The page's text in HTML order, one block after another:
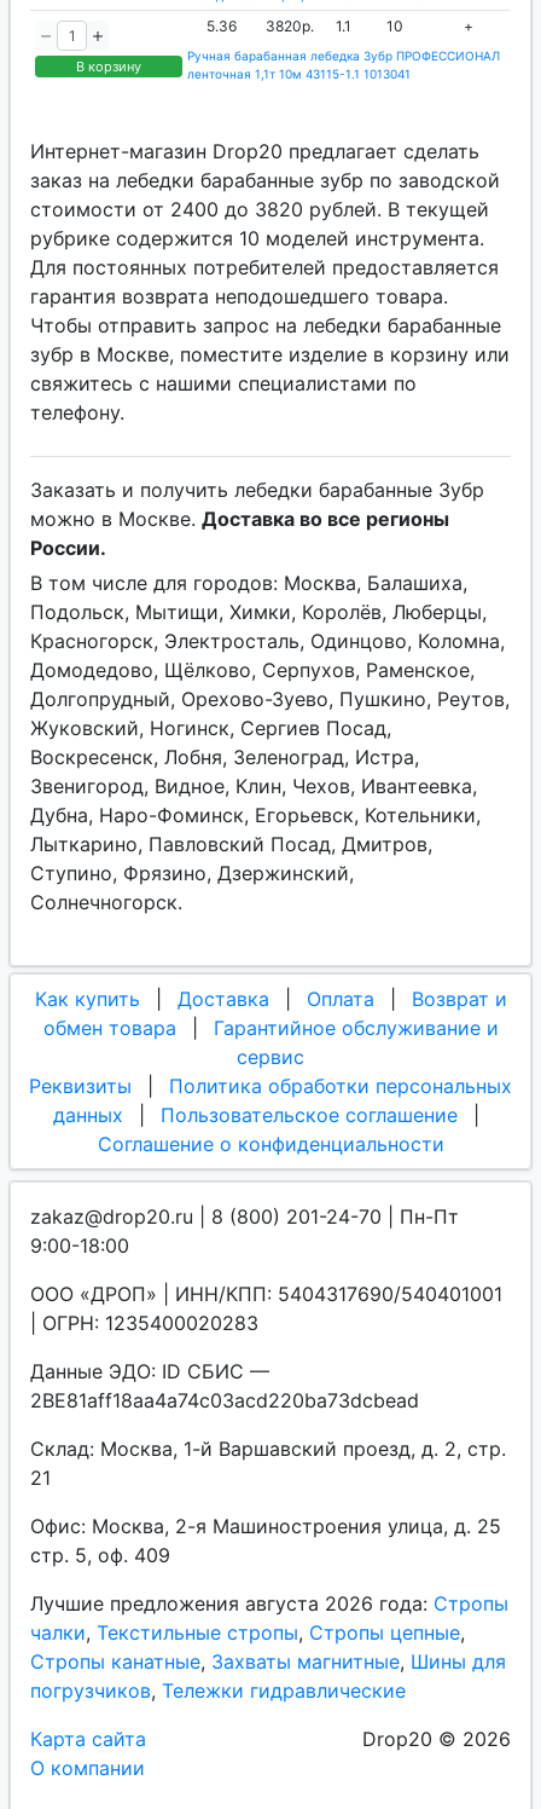
В корзину
5.36 3820р. 1.1 10 +
Ручная барабанная лебедка Зубр ПРОФЕССИОНАЛ
ленточная 1,1т 10м 43115-1.1 1013041
Интернет-магазин Drop20 предлагает сделать
заказ на лебедки барабанные зубр по заводской
стоимости от 2400 до 3820 рублей. В текущей
рубрике содержится 10 моделей инструмента.
Для постоянных потребителей предоставляется
гарантия возврата неподошедшего товара.
Чтобы отправить запрос на лебедки барабанные
зубр в Москве, поместите изделие в корзину или
свяжитесь с нашими специалистами по
телефону.
Заказать и получить лебедки барабанные Зубр
можно в Москве. Доставка во все регионы
России.
В том числе для городов: Москва, Балашиха,
Подольск, Мытищи, Химки, Королёв, Люберцы,
Красногорск, Электросталь, Одинцово, Коломна,
Домодедово, Щёлково, Серпухов, Раменское,
Долгопрудный, Орехово-Зуево, Пушкино, Реутов,
Жуковский, Ногинск, Сергиев Посад,
Воскресенск, Лобня, Зеленоград, Истра,
Звенигород, Видное, Клин, Чехов, Ивантеевка,
Дубна, Наро-Фоминск, Егорьевск, Котельники,
Лыткарино, Павловский Посад, Дмитров,
Ступино, Фрязино, Дзержинский,
Солнечногорск.
Как купить Доставка Оплата
Возврат и
обмен товара
Гарантийное обслуживание и
сервис
Реквизиты
Политика обработки персональных
данных
Пользовательское соглашение
Соглашение о конфиденциальности
zakaz@drop20.ru | 8 (800) 201-24-70 | Пн-Пт
9:00-18:00
ООО «ДРОП» | ИНН/КПП: 5404317690/540401001
| ОГРН: 1235400020283
Данные ЭДО: ID СБИС —
2BE81aff18aa4a74c03acd220ba73dcbead
Склад: Москва, 1-й Варшавский проезд, д. 2, стр.
21
Офис: Москва, 2-я Машиностроения улица, д. 25
стр. 5, оф. 409
Лучшие предложения августа 2026 года: Стропы
чалки, Текстильные стропы, Стропы цепные,
Стропы канатные, Захваты магнитные, Шины для
погрузчиков, Тележки гидравлические
Карта сайта
О компании
Drop20 © 2026